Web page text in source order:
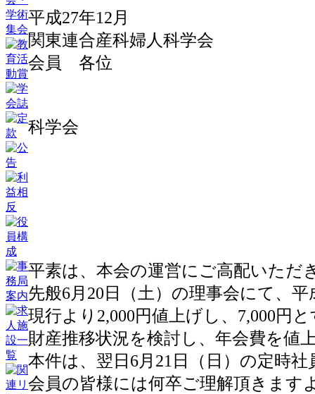
平成27年12月
関東連合産科婦人科学会
会員 各位
科学会
平素は、本会の運営にご高配いただ
先般6月20日（土）の理事会にて、
現行より2,000円値上げし、7,000円
財産推移状況を検討し、年会費を値
本件は、翌日6月21日（日）の定時
会員の皆様には何卒ご理解頂きます